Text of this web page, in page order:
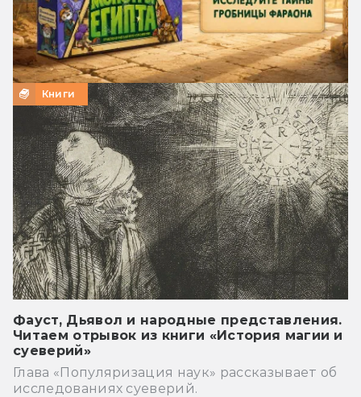
Книги
Фауст, Дьявол и народные представления.
Читаем отрывок из книги «История магии и
суеверий»
Глава «Популяризация наук» рассказывает об
исследованиях суеверий.